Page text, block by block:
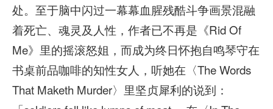
处。至于脑中闪过一幕幕血腥残酷斗争画景混融
着死亡、魂灵及人性，作者已不再是《Rid Of
Me》里的摇滚怒姐，而成为终日怀抱自鸣琴守在
书桌前品咖啡的知性女人，听她在〈The Words
That Maketh Murder〉里坚贞犀利的说到：